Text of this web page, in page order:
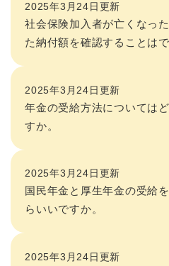
2025年3月24日更新
社会保険加入者が亡くなっ
た納付額を確認することはで
2025年3月24日更新
年金の受給方法については
すか。
2025年3月24日更新
国民年金と厚生年金の受給
らいいですか。
2025年3月24日更新